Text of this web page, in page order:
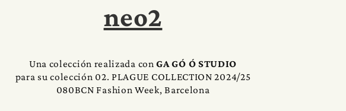
neo2
Una colección realizada conGA GÓ Ó STUDIO
para su colección 02. PLAGUE COLLECTION 2024/25
080BCN Fashion Week, Barcelona